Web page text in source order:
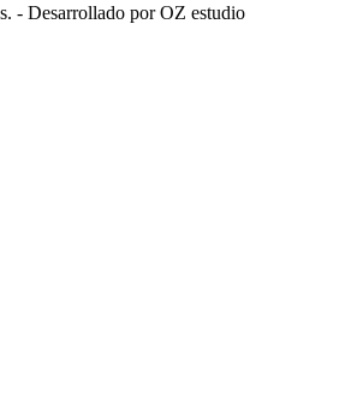
- Desarrollado por OZ estudio